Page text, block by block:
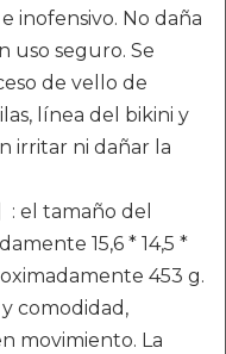
inofensivo. No daña
uso seguro. Se
de vello de
línea del bikini y
irritar ni dañar la
: el tamaño del
15,6 * 14,5 *
453 g.
comodidad,
movimiento. La